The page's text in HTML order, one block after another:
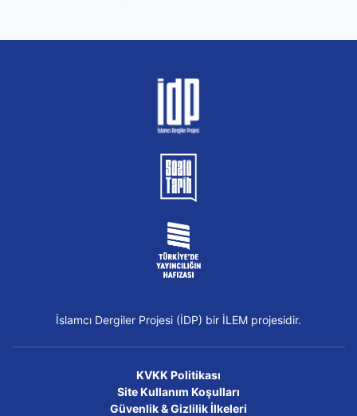
İslamcı Dergiler Projesi (İDP) bir İLEM projesidir.
KVKK Politikası
Site Kullanım Koşulları
Güvenlik & Gizlilik İlkeleri